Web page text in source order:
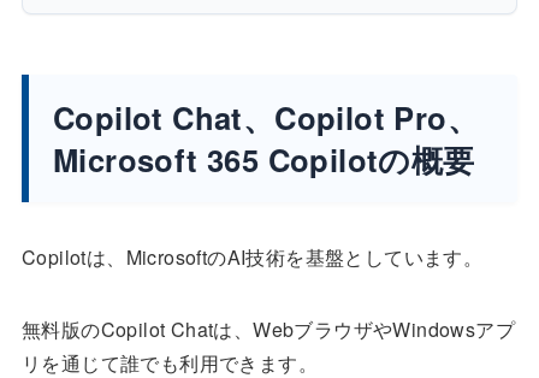
Copilot Chat、Copilot Pro、
Microsoft 365 Copilotの概要
Copilotは、MicrosoftのAI技術を基盤としています。
無料版のCopilot Chatは、WebブラウザやWindowsアプ
リを通じて誰でも利用できます。